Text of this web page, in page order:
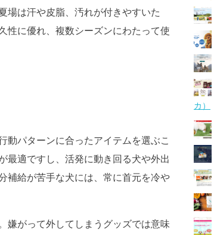
場は汗や皮脂、汚れが付きやすいた
性に優れ、複数シーズンにわたって使
動パターンに合ったアイテムを選ぶこ
最適ですし、活発に動き回る犬や外出
補給が苦手な犬には、常に首元を冷や
嫌がって外してしまうグッズでは意味
カ）